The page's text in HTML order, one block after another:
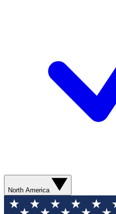
North America